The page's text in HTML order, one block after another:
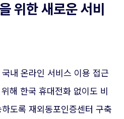
위한 새로운 서비
내 온라인 서비스 이용 접근
해 한국 휴대전화 없이도 비
도록 재외동포인증센터 구축